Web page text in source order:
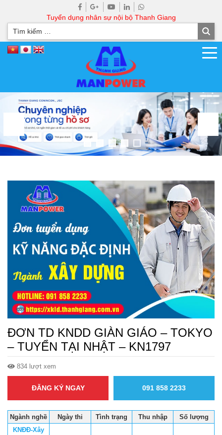
Tuyển dụng nhân sự nội bộ Thanh Giang
ĐƠN TD KNDD GIÀN GIÁO – TOKYO
– TUYỂN TẠI NHẬT – KN1797
834 lượt xem
ĐĂNG KÝ NGAY 091 858 2233
Ngành nghề Ngày thi Tình trạng Thu nhập
Số lượng
KNĐĐ-Xây